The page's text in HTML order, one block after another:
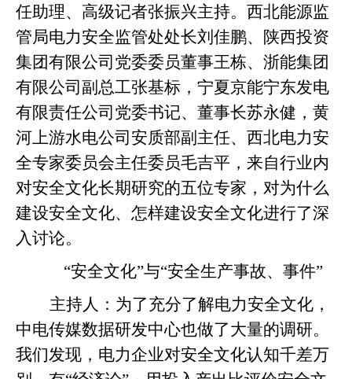
任助理、高级记者张振兴主持。西北能源监
管局电力安全监管处处长刘佳鹏、陕西投资
集团有限公司党委委员董事王栋、浙能集团
有限公司副总工张基标，宁夏京能宁东发电
有限责任公司党委书记、董事长苏永健，黄
河上游水电公司安质部副主任、西北电力安
全专家委员会主任委员毛吉平，来自行业内
对安全文化长期研究的五位专家，对为什么
建设安全文化、怎样建设安全文化进行了深
入讨论。
“安全文化”与“安全生产事故、事件”
主持人：为了充分了解电力安全文化，
中电传媒数据研发中心也做了大量的调研。
我们发现，电力企业对安全文化认知千差万